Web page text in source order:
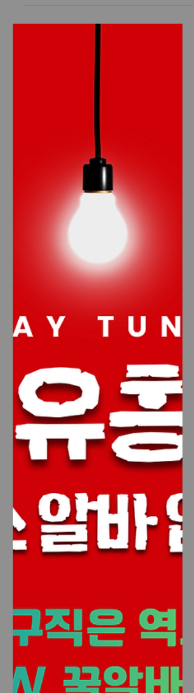
용으로 바로 활용 가능하게 만들었어. 광
주유흥알바 구인구직 광주 유흥알바는
도 유동 인구가 꾸준히 유지되는 도시라
는 특징이 있다. 이로 인해 장기 근무나
단기 고수익 모두 가능한 환경이 형성되
어 있어, 알바 경험이 없는 초보자도 충
분히 시작할 수 있는 장점이 있다. 광주
광주유흥알바 유흥알바의 핵심 특징 광
주 유흥알바의 가장 큰 특징은 안정적인
손님층과 꾸준한 수익 구조 다. 광주 지
역의 주요 상권은 주말뿐만 아니라 평일
에도 일정한 매출을 유지하는 패턴이 많